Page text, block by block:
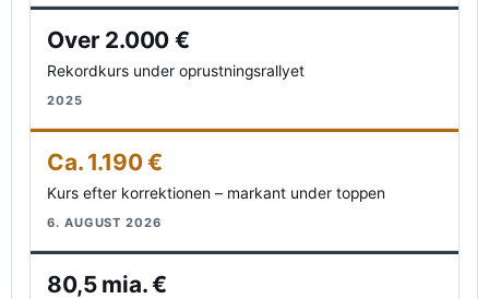
Over 2.000 €
Rekordkurs under oprustningsrallyet
2025
Ca. 1.190 €
Kurs efter korrektionen – markant under toppen
6. AUGUST 2026
80,5 mia. €